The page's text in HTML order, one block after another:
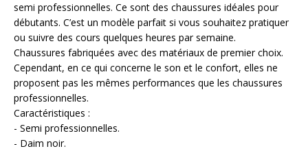
semi professionnelles. Ce sont des chaussures idéales pour
débutants. C’est un modèle parfait si vous souhaitez pratiquer
ou suivre des cours quelques heures par semaine.
Chaussures fabriquées avec des matériaux de premier choix.
Cependant, en ce qui concerne le son et le confort, elles ne
proposent pas les mêmes performances que les chaussures
professionnelles.
Caractéristiques :
- Semi professionnelles.
- Daim noir.